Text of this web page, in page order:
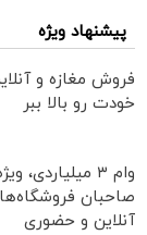
پیشنهاد ویژه
فروش مغازه و
خودت رو بالا ببر
وام ۳ میلیاردی،
صاحبان
آنلاین و حضوری